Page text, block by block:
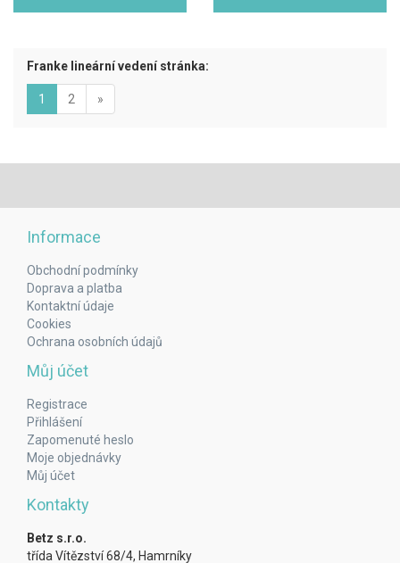
Franke lineární vedení stránka:
1 (aktuální)
2 »
Informace
Obchodní podmínky
Doprava a platba
Kontaktní údaje
Cookies
Ochrana osobních údajů
Můj účet
Registrace
Přihlášení
Zapomenuté heslo
Moje objednávky
Můj účet
Kontakty
Betz s.r.o.
třída Vítězství 68/4, Hamrníky